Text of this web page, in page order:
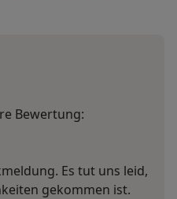
Bewertung:
Es tut uns leid,
gekommen ist.